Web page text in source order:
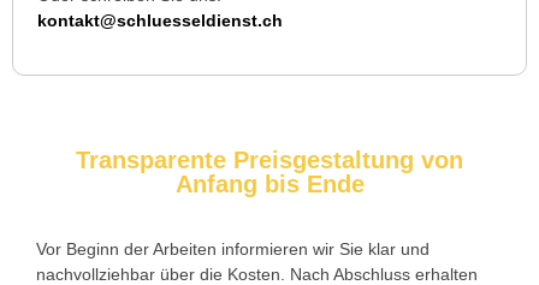
Monteur war in 30 Minuten da. Schnelle Hilfe, fairer Preis und
kontakt@schluesseldienst.ch
Transparente Preisgestaltung von
Anfang bis Ende
Vor Beginn der Arbeiten informieren wir Sie klar und
nachvollziehbar über die Kosten. Nach Abschluss erhalten